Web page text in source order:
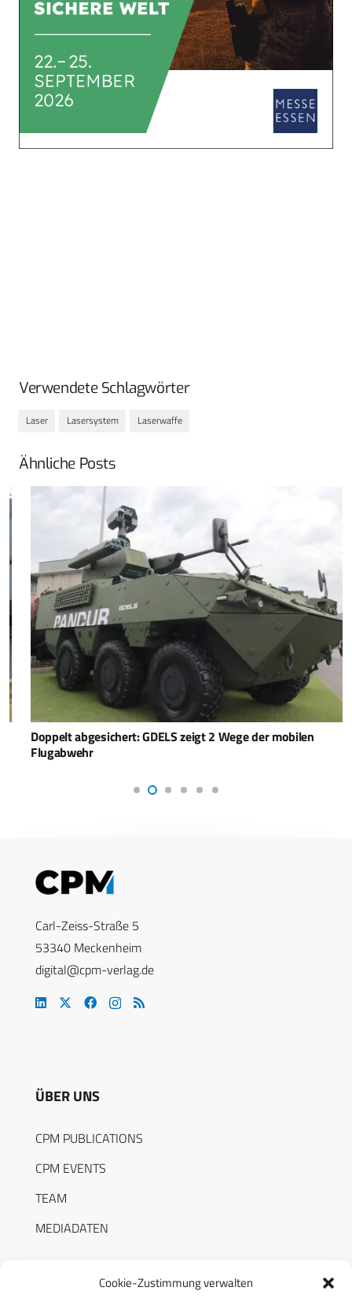
Cookie-Zustimmung verwalten
Verwendete Schlagwörter
Laser Lasersystem Laserwaffe
Ähnliche Posts
Doppelt abgesichert: GDELS zeigt 2 Wege der mobilen
Flugabwehr
Carl-Zeiss-Straße 5
53340 Meckenheim
digital@cpm-verlag.de
ÜBER UNS
CPM PUBLICATIONS
CPM EVENTS
TEAM
MEDIADATEN